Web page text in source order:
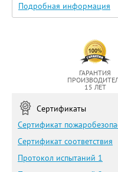
Подробная информация
ГАРАНТИЯ
15 ЛЕТ
Сертификаты
Сертификат
Сертификат соответствия
Протокол испытаний 1